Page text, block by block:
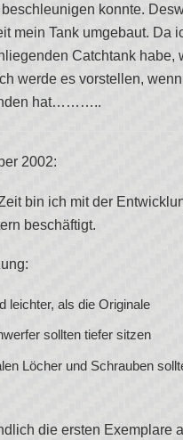
konnte.
mein Tank umgebaut. Da
Catchtank habe,
werde es vorstellen,
hat………..
2002:
bin ich mit der
beschäftigt.
leichter, als die Originale
sollten tiefer sitzen
Löcher und Schrauben
die ersten Exemplare